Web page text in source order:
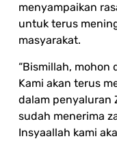
menyampaikan
untuk terus
masyarakat.
“Bismillah, mohon
Kami akan terus
dalam penyaluran
sudah menerima
Insyaallah kami